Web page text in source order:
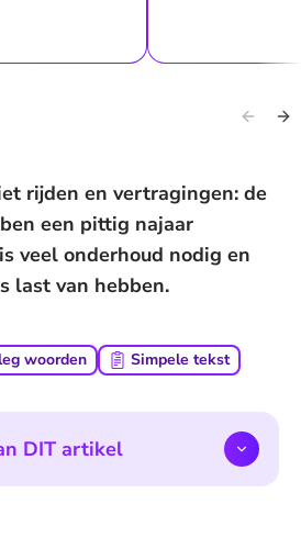
rijden en vertragingen: de
een pittig najaar
veel onderhoud nodig en
last van hebben.
woorden Simpele tekst
DIT artikel